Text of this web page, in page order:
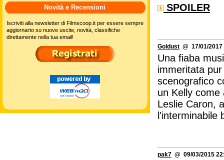
SPOILER
Goldust @ 17/01/
Una fiaba
immeritata
scenografico
un Kelly
Leslie Caron,
l'interminabile
pak7 @ 09/03/2015
Novità e Recensioni
Iscriviti alla newsletter di Filmscoop.it per essere sempre
aggiornarto su nuove uscite, novità, classifiche
direttamente nella tua email!